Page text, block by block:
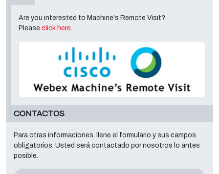
Are you interested to Machine's Remote Visit?
Please click here.
CONTACTOS
Para otras informaciones, llene el formulario y sus campos
obligatorios. Usted será contactado por nosotros lo antes
posible.